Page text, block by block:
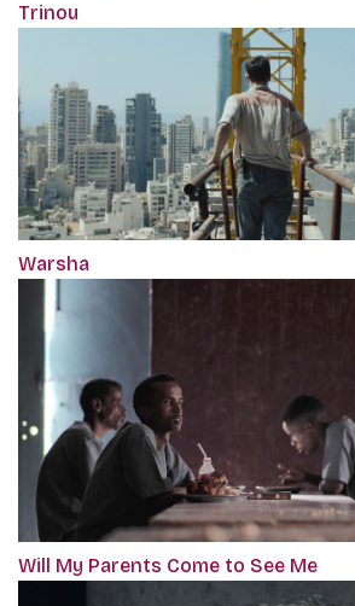
Trinou
Warsha
Will My Parents Come to See Me